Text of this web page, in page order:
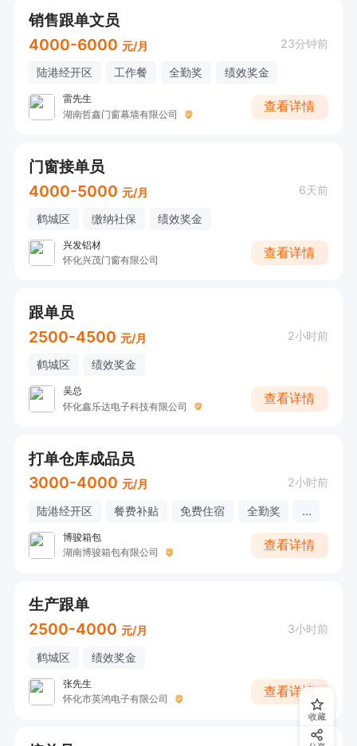
销售跟单文员
4000-6000 元/月 23分钟前
陆港经开区 工作餐 全勤奖 绩效奖金
雷先生
湖南哲鑫门窗幕墙有限公司
查看详情
门窗接单员
4000-5000 元/月 6天前
鹤城区 缴纳社保 绩效奖金
兴发铝材
怀化兴茂门窗有限公司
查看详情
跟单员
2500-4500 元/月 2小时前
鹤城区 绩效奖金
吴总
怀化鑫乐达电子科技有限公司
查看详情
打单仓库成品员
3000-4000 元/月 2小时前
陆港经开区 餐费补贴 免费住宿 全勤奖 ...
博骏箱包
湖南博骏箱包有限公司
查看详情
生产跟单
2500-4000 元/月 3小时前
鹤城区 绩效奖金
张先生
怀化市英鸿电子有限公司
查看详情
收藏